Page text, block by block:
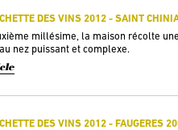
DES VINS 2012 - SAINT
millésime, la maison récolte
nez puissant et complexe.
DES VINS 2012 - FAUGERES